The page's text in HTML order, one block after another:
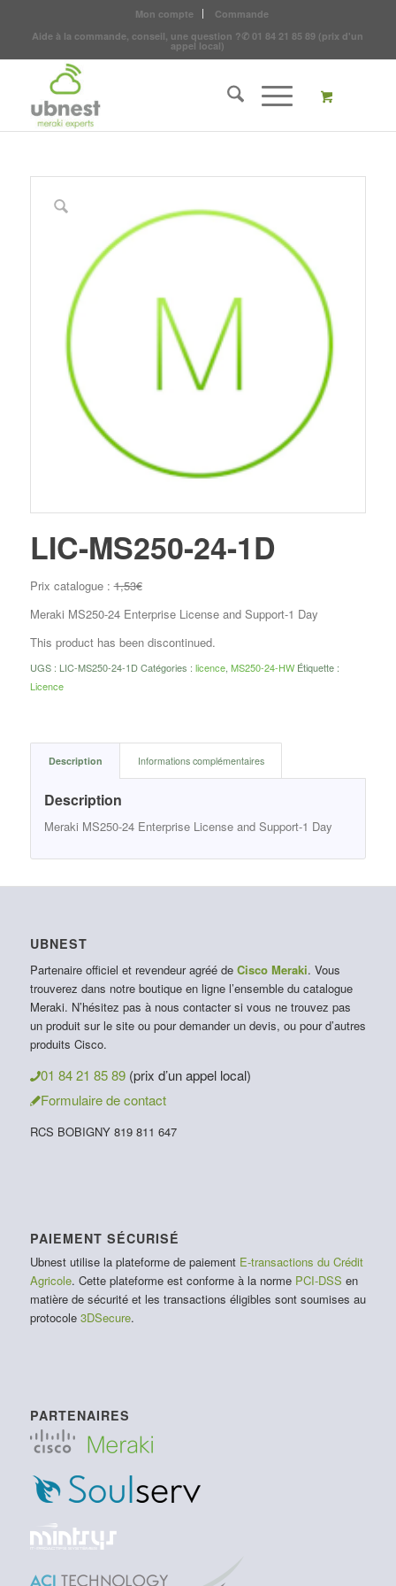
Mon compte
Commande
Aide à la commande, conseil, une question ?✆ 01 84 21 85 89 (prix d'un
appel local)
LIC-MS250-24-1D
Prix catalogue :1,53€
Meraki MS250-24 Enterprise License and Support-1 Day
This product has been discontinued.
UGS : LIC-MS250-24-1D Catégories : licence, MS250-24-HW Étiquette :
Licence
Description Informations complémentaires
Description
Meraki MS250-24 Enterprise License and Support-1 Day
UBNEST
Partenaire officiel et revendeur agréé de Cisco Meraki. Vous
trouverez dans notre boutique en ligne l’ensemble du catalogue
Meraki. N’hésitez pas à nous contacter si vous ne trouvez pas
un produit sur le site ou pour demander un devis, ou pour d’autres
produits Cisco.
01 84 21 85 89 (prix d’un appel local)
Formulaire de contact
RCS BOBIGNY 819 811 647
PAIEMENT SÉCURISÉ
Ubnest utilise la plateforme de paiement E-transactions du Crédit
Agricole. Cette plateforme est conforme à la norme PCI-DSS en
matière de sécurité et les transactions éligibles sont soumises au
protocole 3DSecure.
PARTENAIRES